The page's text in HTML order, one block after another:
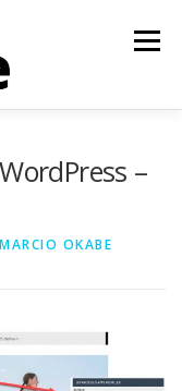
Menu
–
MARCIO OKABE